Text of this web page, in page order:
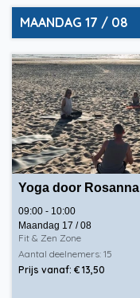
MAANDAG 17 / 08
Yoga door Rosanna
09:00 - 10:00
Maandag 17 / 08
Fit & Zen Zone
Aantal deelnemers: 15
Prijs vanaf: € 13,50